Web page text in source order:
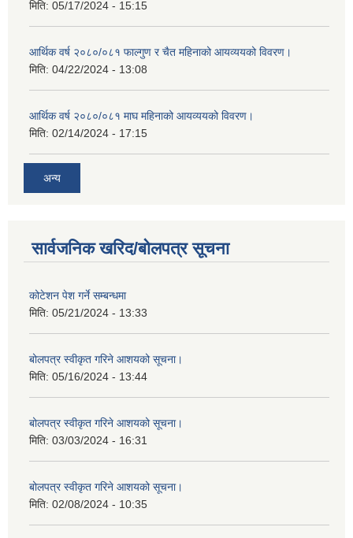
मिति: 05/17/2024 - 15:15
आर्थिक वर्ष २०८०/०८१ फाल्गुण र चैत महिनाको आयव्ययको विवरण।
मिति: 04/22/2024 - 13:08
आर्थिक वर्ष २०८०/०८१ माघ महिनाको आयव्ययको विवरण।
मिति: 02/14/2024 - 17:15
अन्य
सार्वजनिक खरिद/बोलपत्र सूचना
कोटेशन पेश गर्ने सम्बन्धमा
मिति: 05/21/2024 - 13:33
बोलपत्र स्वीकृत गरिने आशयको सूचना।
मिति: 05/16/2024 - 13:44
बोलपत्र स्वीकृत गरिने आशयको सूचना।
मिति: 03/03/2024 - 16:31
बोलपत्र स्वीकृत गरिने आशयको सूचना।
मिति: 02/08/2024 - 10:35